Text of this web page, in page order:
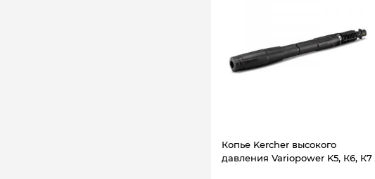
Копье Kercher высокого
давления Variopower K5, К6, К7